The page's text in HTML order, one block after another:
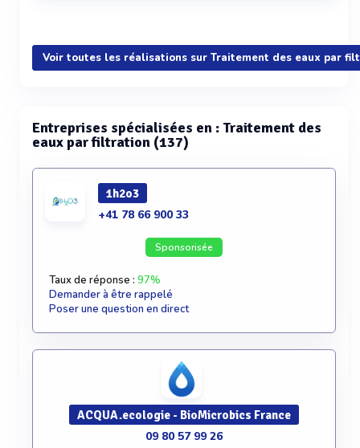
Voir plus
Voir toutes les réalisations sur Traitement des eaux par
Entreprises spécialisées en : Traitement des
eaux par filtration (137)
1h2o3
+41 78 66 900 33
Sponsorisée
Taux de réponse : 97%
Demander à être rappelé
Poser une question en direct
ACQUA.ecologie - BioMicrobics France
09 80 57 99 26